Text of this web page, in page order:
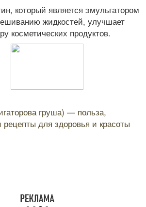
который является эмульгатором
жидкостей, улучшает
косметических продуктов.
груша) — польза,
для здоровья и красоты